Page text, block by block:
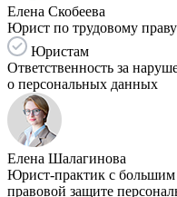
Елена Скобеева
Юрист по трудовому праву
Юристам
Ответственность за
о персональных данных
Елена Шалагинова
Юрист-практик с
правовой защите